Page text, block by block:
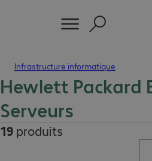
Infrastructure informatique
Hewlett Packard
Serveurs
19 produits